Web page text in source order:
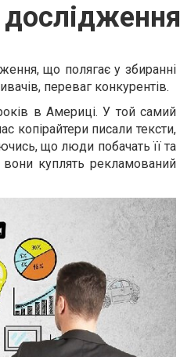
що полягає у збиранні
переваг конкурентів.
в Америці. У той самий
копірайтери писали тексти,
що люди побачать її та
вони куплять рекламований